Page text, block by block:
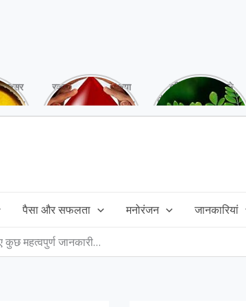
अक्सर
में
रक्तदान है ‘महादान’ क्या
आपने करवाया, स्वस्थ
गर्मियों में मिलने वाले
drumstick गुणों की खान
पैसा और सफलता मनोरंजन जानकारियां
महत्वपुर्ण जानकारी…